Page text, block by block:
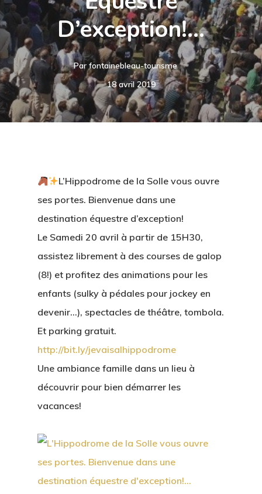
D’exception!…
Par fontainebleau-tourisme
18 avril 2019
L’Hippodrome de la Solle vous ouvre
ses portes. Bienvenue dans une
destination équestre d’exception!
Le Samedi 20 avril à partir de 15H30,
assistez librement à des courses de galop
(8!) et profitez des animations pour les
enfants (sulky à pédales pour jockey en
devenir…), spectacles de théâtre, tombola.
Et parking gratuit.
http://bit.ly/jevaisalhippodrome
Une ambiance famille dans un lieu à
découvrir pour bien démarrer les
vacances!